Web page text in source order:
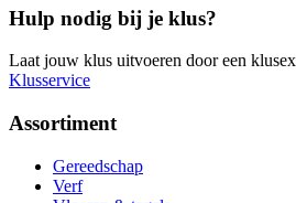
Hulp nodig bij je klus?
Laat jouw klus uitvoeren door een
Klusservice
Assortiment
Gereedschap
Verf